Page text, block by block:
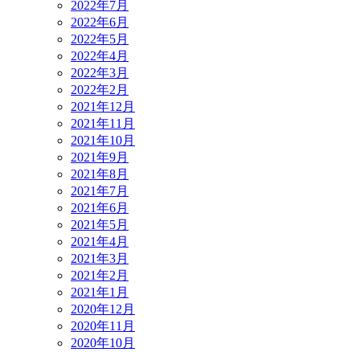
2022年7月
2022年6月
2022年5月
2022年4月
2022年3月
2022年2月
2021年12月
2021年11月
2021年10月
2021年9月
2021年8月
2021年7月
2021年6月
2021年5月
2021年4月
2021年3月
2021年2月
2021年1月
2020年12月
2020年11月
2020年10月